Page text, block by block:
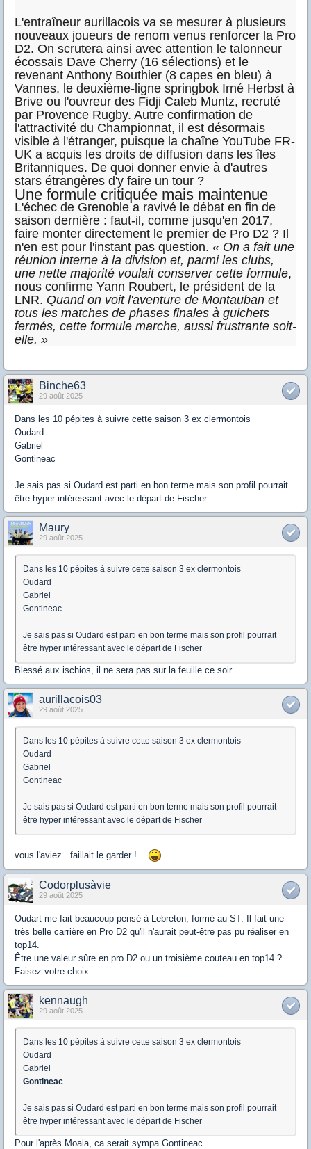
L'entraîneur aurillacois va se mesurer à plusieurs
nouveaux joueurs de renom venus renforcer la Pro
D2. On scrutera ainsi avec attention le talonneur
écossais Dave Cherry (16 sélections) et le
revenant Anthony Bouthier (8 capes en bleu) à
Vannes, le deuxième-ligne springbok Irné Herbst à
Brive ou l'ouvreur des Fidji Caleb Muntz, recruté
par Provence Rugby. Autre confirmation de
l'attractivité du Championnat, il est désormais
visible à l'étranger, puisque la chaîne YouTube FR-
UK a acquis les droits de diffusion dans les îles
Britanniques. De quoi donner envie à d'autres
stars étrangères d'y faire un tour ?
Une formule critiquée mais maintenue
L'échec de Grenoble a ravivé le débat en fin de
saison dernière : faut-il, comme jusqu'en 2017,
faire monter directement le premier de Pro D2 ? Il
n'en est pour l'instant pas question. « On a fait une
réunion interne à la division et, parmi les clubs,
une nette majorité voulait conserver cette formule,
nous confirme Yann Roubert, le président de la
LNR. Quand on voit l'aventure de Montauban et
tous les matches de phases finales à guichets
fermés, cette formule marche, aussi frustrante soit-
elle. »
Binche63
29 août 2025
Dans les 10 pépites à suivre cette saison 3 ex clermontois
Oudard
Gabriel
Gontineac
Je sais pas si Oudard est parti en bon terme mais son profil pourrait
être hyper intéressant avec le départ de Fischer
Maury
29 août 2025
Dans les 10 pépites à suivre cette saison 3 ex clermontois
Oudard
Gabriel
Gontineac
Je sais pas si Oudard est parti en bon terme mais son profil pourrait
être hyper intéressant avec le départ de Fischer
Blessé aux ischios, il ne sera pas sur la feuille ce soir
aurillacois03
29 août 2025
Dans les 10 pépites à suivre cette saison 3 ex clermontois
Oudard
Gabriel
Gontineac
Je sais pas si Oudard est parti en bon terme mais son profil pourrait
être hyper intéressant avec le départ de Fischer
vous l'aviez...faillait le garder !
Codorplusàvie
29 août 2025
Oudart me fait beaucoup pensé à Lebreton, formé au ST. Il fait une
très belle carrière en Pro D2 qu'il n'aurait peut-être pas pu réaliser en
top14.
Être une valeur sûre en pro D2 ou un troisième couteau en top14 ?
Faisez votre choix.
kennaugh
29 août 2025
Dans les 10 pépites à suivre cette saison 3 ex clermontois
Oudard
Gabriel
Gontineac
Je sais pas si Oudard est parti en bon terme mais son profil pourrait
être hyper intéressant avec le départ de Fischer
Pour l'après Moala, ca serait sympa Gontineac.